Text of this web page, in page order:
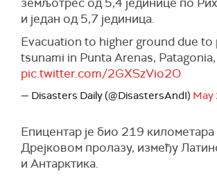
и један од 5,7 јединица.
Evacuation to higher ground due to
tsunami in Punta Arenas,
pic.twitter.com/2GXSzVio2O
— Disasters Daily (@DisastersAndI) May
Епицентар је био 219
Дрејковом пролазу, између
и Антарктика.